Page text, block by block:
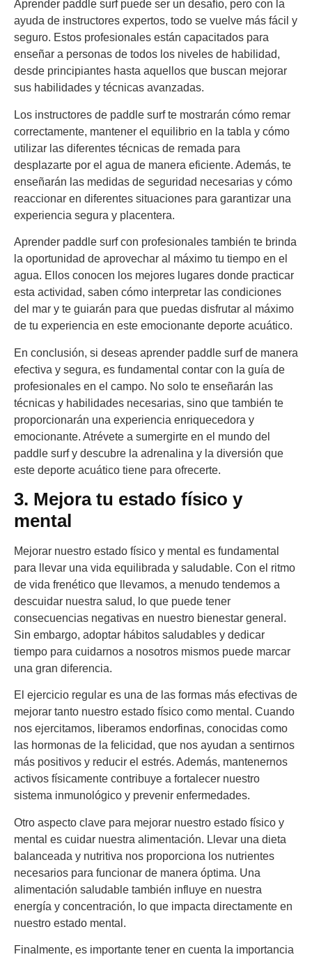
Aprender paddle surf puede ser un desafío, pero con la
ayuda de instructores expertos, todo se vuelve más fácil y
seguro. Estos profesionales están capacitados para
enseñar a personas de todos los niveles de habilidad,
desde principiantes hasta aquellos que buscan mejorar
sus habilidades y técnicas avanzadas.
Los instructores de paddle surf te mostrarán cómo remar
correctamente, mantener el equilibrio en la tabla y cómo
utilizar las diferentes técnicas de remada para
desplazarte por el agua de manera eficiente. Además, te
enseñarán las medidas de seguridad necesarias y cómo
reaccionar en diferentes situaciones para garantizar una
experiencia segura y placentera.
Aprender paddle surf con profesionales también te brinda
la oportunidad de aprovechar al máximo tu tiempo en el
agua. Ellos conocen los mejores lugares donde practicar
esta actividad, saben cómo interpretar las condiciones
del mar y te guiarán para que puedas disfrutar al máximo
de tu experiencia en este emocionante deporte acuático.
En conclusión, si deseas aprender paddle surf de manera
efectiva y segura, es fundamental contar con la guía de
profesionales en el campo. No solo te enseñarán las
técnicas y habilidades necesarias, sino que también te
proporcionarán una experiencia enriquecedora y
emocionante. Atrévete a sumergirte en el mundo del
paddle surf y descubre la adrenalina y la diversión que
este deporte acuático tiene para ofrecerte.
3. Mejora tu estado físico y
mental
Mejorar nuestro estado físico y mental es fundamental
para llevar una vida equilibrada y saludable. Con el ritmo
de vida frenético que llevamos, a menudo tendemos a
descuidar nuestra salud, lo que puede tener
consecuencias negativas en nuestro bienestar general.
Sin embargo, adoptar hábitos saludables y dedicar
tiempo para cuidarnos a nosotros mismos puede marcar
una gran diferencia.
El ejercicio regular es una de las formas más efectivas de
mejorar tanto nuestro estado físico como mental. Cuando
nos ejercitamos, liberamos endorfinas, conocidas como
las hormonas de la felicidad, que nos ayudan a sentirnos
más positivos y reducir el estrés. Además, mantenernos
activos físicamente contribuye a fortalecer nuestro
sistema inmunológico y prevenir enfermedades.
Otro aspecto clave para mejorar nuestro estado físico y
mental es cuidar nuestra alimentación. Llevar una dieta
balanceada y nutritiva nos proporciona los nutrientes
necesarios para funcionar de manera óptima. Una
alimentación saludable también influye en nuestra
energía y concentración, lo que impacta directamente en
nuestro estado mental.
Finalmente, es importante tener en cuenta la importancia